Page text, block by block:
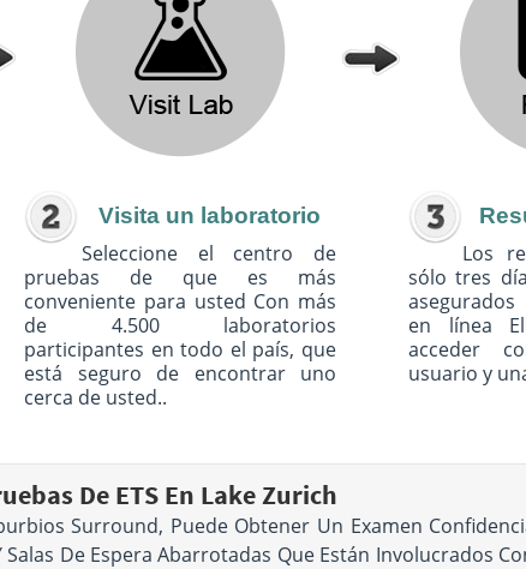
Visita un laboratorio
Seleccione el centro de
pruebas de que es más
conveniente para usted Con más
de 4.500 laboratorios
participantes en todo el país, que
está seguro de encontrar uno
cerca de usted..
Los
sólo tres
en línea
acceder
usuario y
De ETS En Lake Zurich
Surround, Puede Obtener Un Examen
De Espera Abarrotadas Que Están Involucrados